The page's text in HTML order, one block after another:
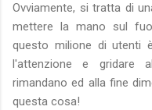
Ovviamente, si tratta di
mettere la mano sul
questo milione di utenti
l'attenzione e gridare
rimandano ed alla fine
questa cosa!